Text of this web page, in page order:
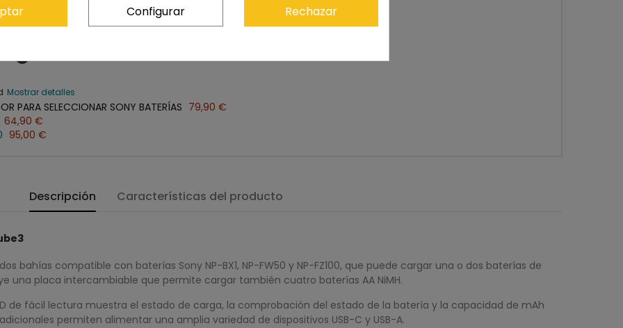
Precio total: 239,80 €
Añadir los tres al carrito
Mostrar detalles
PARA SELECCIONAR SONY BATERÍAS 79,90 €
64,90 €
95,00 €
Descripción Características del producto
bahías compatible con baterías Sony NP-BX1, NP-FW50 y NP-FZ100, que puede cargar una o dos baterías de
una placa intercambiable que permite cargar también cuatro baterías AA NiMH.
de fácil lectura muestra el estado de carga, la comprobación del estado de la batería y la capacidad de mAh
permiten alimentar una amplia variedad de dispositivos USB-C y USB-A.
Configurar Rechazar